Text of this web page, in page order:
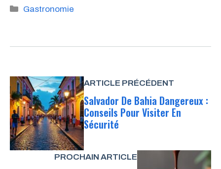
Catégories
Gastronomie
ARTICLE PRÉCÉDENT
Salvador De Bahia Dangereux :
Conseils Pour Visiter En
Sécurité
PROCHAIN ARTICLE